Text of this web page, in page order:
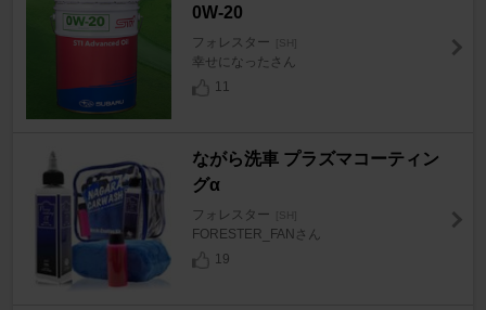
0W-20
フォレスター [SH]
幸せになったさん
11
ながら洗車 プラズマコーティン
グα
フォレスター [SH]
FORESTER_FANさん
19